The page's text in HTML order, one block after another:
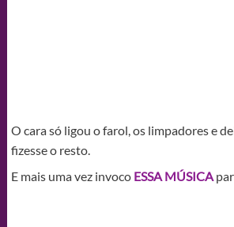
O cara só ligou o farol, os limpadores e
fizesse o resto.
E mais uma vez invoco ESSA MÚSICA